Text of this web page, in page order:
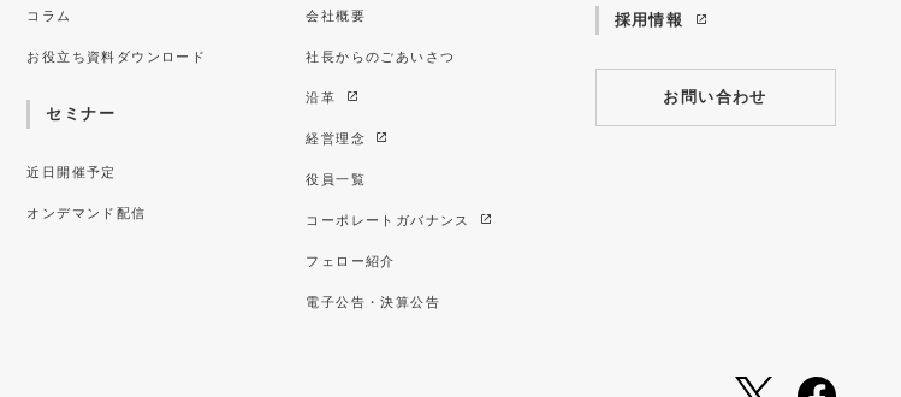
コラム
お役立ち資料ダウンロード
セミナー
近日開催予定
オンデマンド配信
会社概要
社長からのごあいさつ
沿革
経営理念
役員一覧
コーポレートガバナンス
フェロー紹介
電子公告・決算公告
採用情報
お問い合わせ